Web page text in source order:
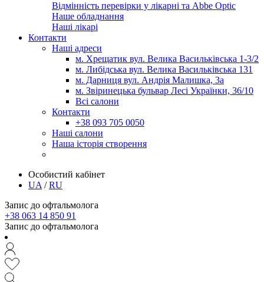
Відмінність перевірки у лікарні та Abbe Optic
Наше обладнання
Наші лікарі
Контакти
Наші адреси
м. Хрещатик вул. Велика Васильківська 1-3/2
м. Либідська вул. Велика Васильківська 131
м. Дарниця вул. Андрія Малишка, 3а
м. Звіринецька бульвар Лесі Українки, 36/10
Всі салони
Контакти
+38 093 705 0050
Наші салони
Наша історія створення
Особистий кабінет
UA /RU
Запис до офтальмолога
+38 063 14 850 91
Запис до офтальмолога